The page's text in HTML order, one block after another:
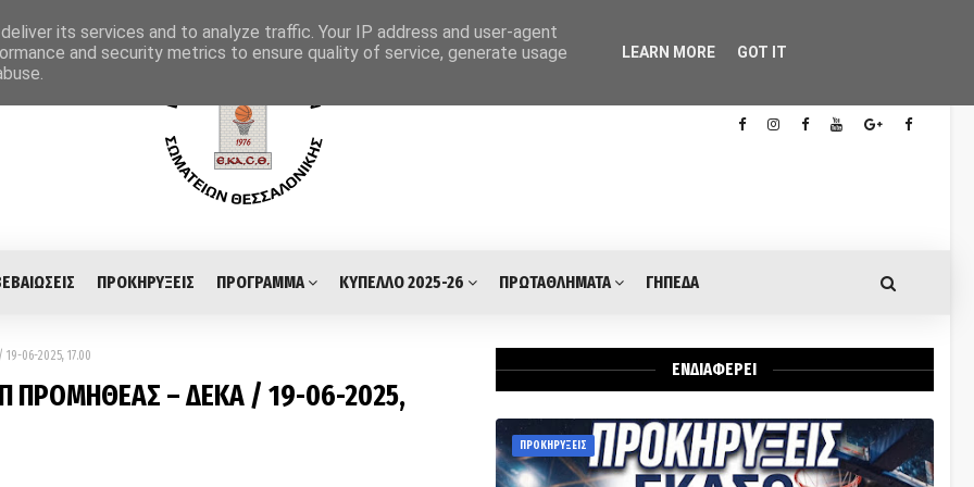
ΠΡΟΚΗΡΥΞΕΙΣ ΠΡΟΓΡΑΜΜΑ ΚΥΠΕΛΛΟ 2025-26 ΠΡΩΤΑΘΛΗΜΑΤΑ ΓΗΠΕΔΑ
06-2025, 17.00
ΠΡΟΜΗΘΕΑΣ – ΔΕΚΑ / 19-06-2025,
ΕΝΔΙΑΦΕΡΕΙ
ΠΡΟΚΗΡΥΞΕΙΣ
its services and to analyze traffic. Your IP address and user-agent
and security metrics to ensure quality of service, generate usage
LEARN MORE GOT IT